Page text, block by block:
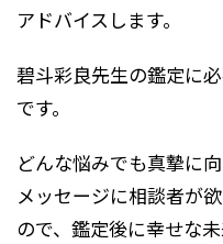
アドバイスします。
碧斗彩良先生の鑑定に
です。
どんな悩みでも真摯に
メッセージに相談者が
ので、鑑定後に幸せな